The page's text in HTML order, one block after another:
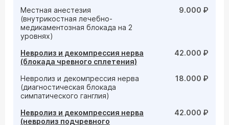
Местная анестезия
(внутрикостная лечебно-
медикаментозная блокада на 2
уровнях)
9.000 ₽
Невролиз и декомпрессия нерва
(блокада чревного сплетения)
42.000 ₽
Невролиз и декомпрессия нерва
(диагностическая блокада
симпатического ганглия)
18.000 ₽
Невролиз и декомпрессия нерва
(невролиз подчревного
42.000 ₽